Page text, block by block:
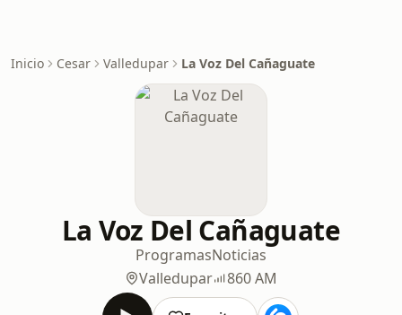
Inicio Cesar Valledupar La Voz Del Cañaguate
La Voz Del Cañaguate
ProgramasNoticias
Valledupar
860 AM